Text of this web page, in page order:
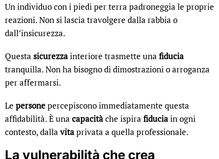
Un individuo con i piedi per terra padroneggia le proprie
reazioni. Non si lascia travolgere dalla rabbia o
dall’insicurezza.
Questa sicurezzainteriore trasmette una fiducia
tranquilla. Non ha bisogno di dimostrazioni o arroganza
per affermarsi.
Le personepercepiscono immediatamente questa
affidabilità. È una capacitàche ispira fiduciain ogni
contesto, dallavitaprivata a quella professionale.
La vulnerabilità che crea